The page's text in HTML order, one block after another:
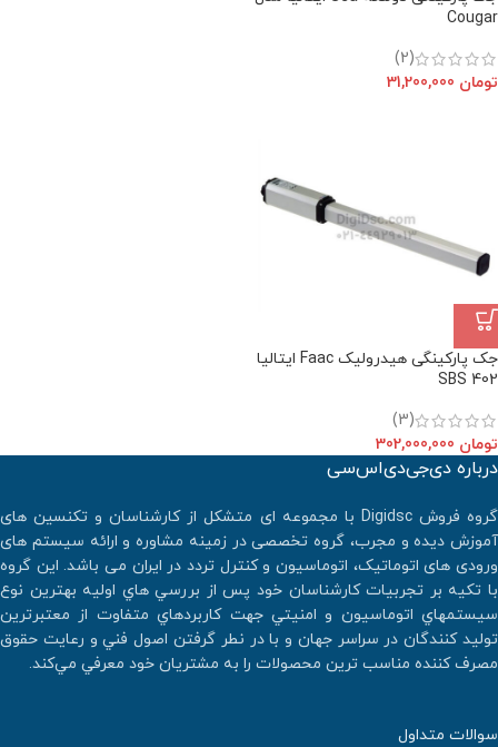
Cougar
(2)
تومان
جک پارکینگی هیدرولیک Faac ایتالیا
402 SBS
(3)
تومان
درباره دی‌جی‌دی‌اس‌سی
گروه فروش Digidsc با مجموعه ای متشکل از کارشناسان و تکنسین های
آموزش دیده و مجرب، گروه تخصصی در زمینه مشاوره و ارائه سیستم های
ورودی های اتوماتیک، اتوماسیون و کنترل تردد در ایران می باشد. اين گروه
با تكيه بر تجربيات كارشناسان خود پس از بررسي هاي اوليه بهترين نوع
سيستمهاي اتوماسيون و امنيتي جهت كاربردهاي متفاوت از معتبرترين
توليد كنندگان در سراسر جهان و با در نطر گرفتن اصول فني و رعايت حقوق
مصرف كننده مناسب ترين محصولات را به مشتريان خود معرفي مي‌كند.
سوالات متداول